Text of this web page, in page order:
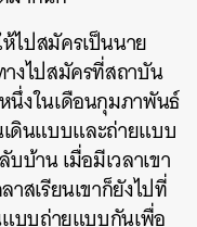
ไปสมัครเป็นนาย
งไปสมัครที่สถาบัน
งในเดือนกุมภาพันธ์
เดินแบบและถ่ายแบบ
บบ้านเมื่อมีเวลาเขา
สเรียนเขาก็ยังไปที่
บบถ่ายแบบกันเพื่อ